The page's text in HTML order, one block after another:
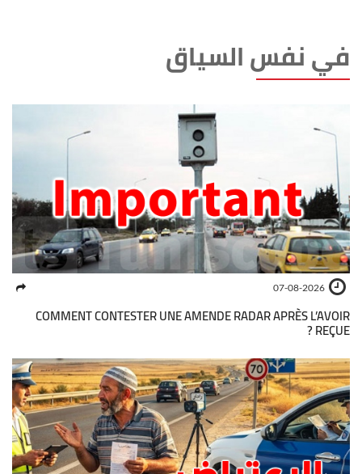
في نفس السياق
07-08-2026
COMMENT CONTESTER UNE AMENDE RADAR APRÈS L’AVOIR
REÇUE ?